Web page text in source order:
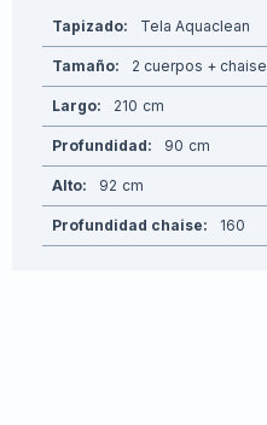
Tapizado Tela Aquaclean
Tamaño 2 cuerpos + chaise
Largo 210
Profundidad 90
Alto 92
Profundidad chaise 160